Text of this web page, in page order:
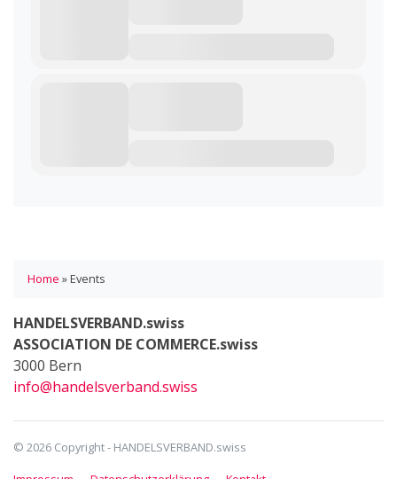
Home »Events
HANDELSVERBAND.swiss
ASSOCIATION DE COMMERCE.swiss
3000 Bern
info@handelsverband.swiss
© 2026 Copyright - HANDELSVERBAND.swiss